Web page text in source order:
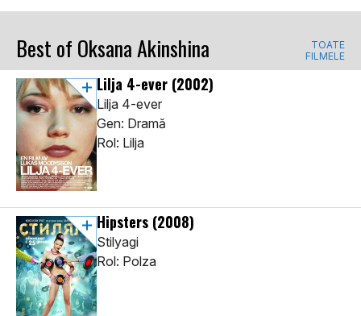
Best of Oksana Akinshina
TOATE
FILMELE
Lilja 4-ever (2002)
Lilja 4-ever
Gen: Dramă
Rol: Lilja
Hipsters (2008)
Stilyagi
Rol: Polza